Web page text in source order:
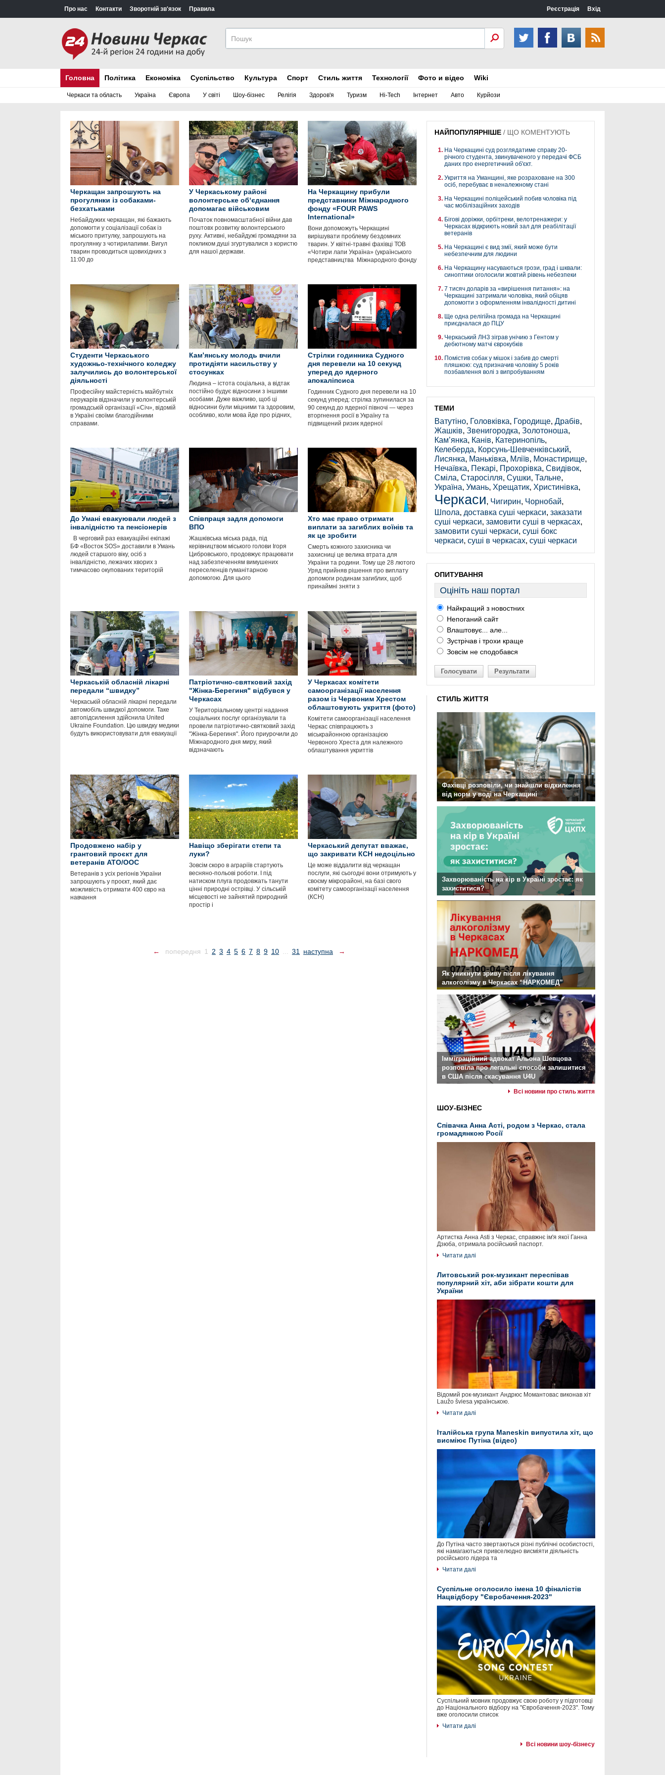
Про нас Контакти Зворотній зв'язок Правила Реєстрація Вхід
Головна
Черкаси та область Україна Європа У світі Шоу-бізнес Релігія Здоров'я Туризм Hi-Tech Інтернет Авто Курйози
Політика Економіка Суспільство Культура Спорт Стиль життя Технології Фото и відео Wiki
Черкащан запрошують на
прогулянки із собаками-
безхатьками
Небайдужих черкащан, які бажають
допомогти у соціалізації собак із
міського притулку, запрошують на
прогулянку з чотирилапими. Вигул
тварин проводиться щовихідних з
11:00 до
У Черкаському районі
волонтерське об‘єднання
допомагає військовим
Початок повномасштабної війни дав
поштовх розвитку волонтерського
руху. Активні, небайдужі громадяни за
покликом душі згуртувалися з користю
для нашої держави.
На Черкащину прибули
представники Міжнародного
фонду «FOUR PAWS
International»
Вони допоможуть Черкащині
вирішувати проблему бездомних
тварин. У квітні-травні фахівці ТОВ
«Чотири лапи Україна» (українського
представництва Міжнародного фонду
Студенти Черкаського
художньо-технічного коледжу
залучились до волонтерської
діяльності
Професійну майстерність майбутніх
перукарів відзначили у волонтерській
громадській організації «Січ», відомій
в Україні своїми благодійними
справами.
Кам’янську молодь вчили
протидіяти насильству у
стосунках
Людина – істота соціальна, а відтак
постійно будує відносини з іншими
особами. Дуже важливо, щоб ці
відносини були міцними та здоровим,
особливо, коли мова йде про рідних,
Стрілки годинника Судного
дня перевели на 10 секунд
уперед до ядерного
апокаліпсиса
Годинник Судного дня перевели на 10
секунд уперед: стрілка зупинилася за
90 секунд до ядерної півночі — через
вторгнення росії в Україну та
підвищений ризик ядерної
До Умані евакуювали людей з
інвалідністю та пенсіонерів
В черговий раз евакуаційні екіпажі
БФ «Восток SOS» доставили в Умань
людей старшого віку, осіб з
інвалідністю, лежачих хворих з
тимчасово окупованих територій
Співпраця задля допомоги
ВПО
Жашківська міська рада, під
керівництвом міського голови Ігоря
Цибровського, продовжує працювати
над забезпеченням вимушених
переселенців гуманітарною
допомогою. Для цього
Хто має право отримати
виплати за загиблих воїнів та
як це зробити
Смерть кожного захисника чи
захисниці це велика втрата для
України та родини. Тому ще 28 лютого
Уряд прийняв рішення про виплату
допомоги родинам загиблих, щоб
принаймні зняти з
Черкаській обласній лікарні
передали “швидку”
Черкаській обласній лікарні передали
автомобіль швидкої допомоги. Таке
автопідсилення здійснила United
Ukraine Foundation. Цю швидку медики
будуть використовувати для евакуації
Патріотично-святковий захід
"Жінка-Берегиня" відбувся у
Черкасах
У Територіальному центрі надання
соціальних послуг організували та
провели патріотично-святковий захід
"Жінка-Берегиня". Його приурочили до
Міжнародного дня миру, який
відзначають
У Черкасах комітети
самоорганізації населення
разом із Червоним Хрестом
облаштовують укриття (фото)
Комітети самоорганізації населення
Черкас співпрацюють з
міськрайонною організацією
Червоного Хреста для належного
облаштування укриттів
Продовжено набір у
грантовий проєкт для
ветеранів АТО/ООС
Ветеранів з усіх регіонів України
запрошують у проєкт, який дає
можливість отримати 400 євро на
навчання
Навіщо зберігати степи та
луки?
Зовсім скоро в аграріїв стартують
весняно-польові роботи. І під
натиском плуга продовжать танути
цінні природні острівці. У сільській
місцевості не зайнятий природний
простір і
Черкаський депутат вважає,
що закривати КСН недоцільно
Це може віддалити від черкащан
послуги, які сьогодні вони отримують у
своєму мікрорайоні, на базі свого
комітету самоорганізації населення
(КСН)
← попередня 1 2 3 4 5 6 7 8 9 10 31 наступна →
НАЙПОПУЛЯРНІШЕ / ЩО КОМЕНТУЮТЬ
На Черкащині суд розглядатиме справу 20-
річного студента, звинуваченого у передачі ФСБ
даних про енергетичний об'єкт.
Укриття на Уманщині, яке розраховане на 300
осіб, перебуває в неналежному стані
На Черкащині поліцейський побив чоловіка під
час мобілізаційних заходів
Бігові доріжки, орбітреки, велотренажери: у
Черкасах відкриють новий зал для реабілітації
ветеранів
На Черкащині є вид змії, який може бути
небезпечним для людини
На Черкащину насуваються грози, град і шквали:
синоптики оголосили жовтий рівень небезпеки
7 тисяч доларів за «вирішення питання»: на
Черкащині затримали чоловіка, який обіцяв
допомогти з оформленням інвалідності дитині
Ще одна релігійна громада на Черкащині
приєдналася до ПЦУ
Черкаський ЛНЗ зіграв унічию з Гентом у
дебютному матчі єврокубків
Помістив собак у мішок і забив до смерті
пляшкою: суд призначив чоловіку 5 років
позбавлення волі з випробуванням
ТЕМИ
Ватутіно, Головківка, Городище, Драбів,
Жашків, Звенигородка, Золотоноша,
Кам’янка, Канів, Катеринопіль,
Келеберда, Корсунь-Шевченківський,
Лисянка, Маньківка, Мліїв, Монастирище,
Нечаївка, Пекарі, Прохорівка, Свидівок,
Сміла, Старосілля, Сушки, Тальне,
Україна, Умань, Хрещатик, Христинівка,
Черкаси, Чигирин, Чорнобай,
Шпола, доставка суші черкаси, заказати
суші черкаси, замовити суші в черкасах,
замовити суші черкаси, суші бокс
черкаси, суші в черкасах, суші черкаси
ОПИТУВАННЯ
Оцініть наш портал
Найкращий з новостних
Непоганий сайт
Влаштовує... але...
Зустрічав і трохи краще
Зовсім не сподобався
Голосувати Результати
СТИЛЬ ЖИТТЯ
Фахівці розповіли, чи знайшли відхилення
від норм у воді на Черкащині
Захворюваність на кір в Україні зростає: як
захиститися?
Як уникнути зриву після лікування
алкоголізму в Черкасах “НАРКОМЕД”
Імміграційний адвокат Альона Шевцова
розповіла про легальні способи залишитися
в США після скасування U4U
Всі новини про стиль життя
ШОУ-БІЗНЕС
Співачка Анна Асті, родом з Черкас, стала
громадянкою Росії
Артистка Анна Asti з Черкас, справжнє ім'я якої Ганна
Дзюба, отримала російський паспорт.
Читати далі
Литовський рок-музикант переспівав
популярний хіт, аби зібрати кошти для
України
Відомий рок-музикант Андрюс Момантовас виконав хіт
Laužo šviesa українською.
Читати далі
Італійська група Maneskin випустила хіт, що
висміює Путіна (відео)
До Путіна часто звертаються різні публічні особистості,
які намагаються привселюдно висміяти діяльність
російського лідера та
Читати далі
Суспільне оголосило імена 10 фіналістів
Нацвідбору "Євробачення-2023"
Суспільний мовник продовжує свою роботу у підготовці
до Національного відбору на "Євробачення-2023". Тому
вже оголосили список
Читати далі
Всі новини шоу-бізнесу